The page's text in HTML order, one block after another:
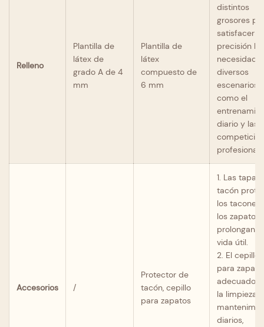
Relleno
Plantilla de
látex de
grado A de 4
mm
Plantilla de
látex
compuesto de
6 mm
distintos
grosores
satisfacer
precisión las
diversos
escenarios,
como el
diario y las
Accesorios /
Protector de
tacón, cepillo
para zapatos
1. Las tapas
tacón
los tacones
los zapatos
prolongan
vida útil.
2. El cepillo
para
adecuado
la limpieza
diarios,